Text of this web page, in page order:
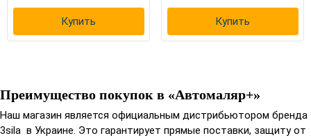
Купить Купить
Преимущество покупок в «Автомаляр+»
Наш магазин является официальным дистрибьютором бренда
3sila в Украине. Это гарантирует прямые поставки, защиту от